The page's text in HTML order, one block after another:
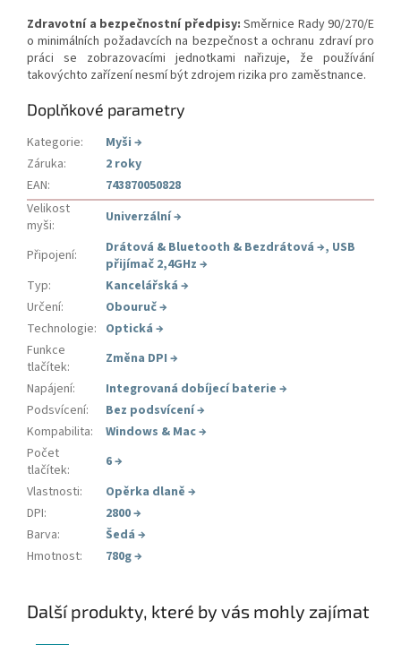
Zdravotní a bezpečnostní předpisy: Směrnice Rady 90/270/E
o minimálních požadavcích na bezpečnost a ochranu zdraví pro
práci se zobrazovacími jednotkami nařizuje, že používání
takovýchto zařízení nesmí být zdrojem rizika pro zaměstnance.
Doplňkové parametry
Kategorie: Myši →
Záruka:
2 roky
EAN:
743870050828
Velikost
myši: Univerzální→
Připojení: Drátová & Bluetooth & Bezdrátová →, USB
přijímač 2,4GHz →
Typ: Kancelářská →
Určení: Obouruč→
Technologie: Optická →
Funkce
tlačítek: Změna DPI →
Napájení: Integrovaná dobíjecí baterie →
Podsvícení: Bez podsvícení→
Kompabilita: Windows & Mac→
Počet
tlačítek: 6→
Vlastnosti: Opěrka dlaně →
DPI: 2800→
Barva: Šedá →
Hmotnost: 780g→
Další produkty, které by vás mohly zajímat